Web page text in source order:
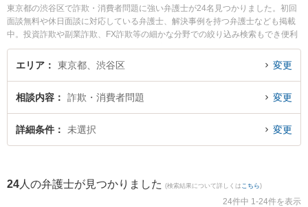
東京都の渋谷区で詐欺・消費者問題に強い弁護士が24名見つかりました。初回
面談無料や休日面談に対応している弁護士、解決事例を持つ弁護士なども掲載
中。投資詐欺や副業詐欺、FX詐欺等の細かな分野での絞り込み検索もでき便利
です。特に大志わかば法律事務所の鈴木 宏昌弁護士ややなせ代々木上原法律事
務所の梁瀬 洋弁護士、長井法律事務所の長井 康人弁護士のプロフィール情報や
問題のトラブル解決の実績豊富な近くの弁護士を検索したい』『初回相談無料
で詐欺・消費者問題を法律相談できる渋谷区内の弁護士に相談予約したい』な
どでお困りの相談者さんにおすすめです。
エリア 東京都、渋谷区 変更
相談内容 詐欺・消費者問題 変更
詳細条件 未選択 変更
24 人の弁護士が見つかりました (検索結果について詳しくは こちら)
24件中 1-24件を表示